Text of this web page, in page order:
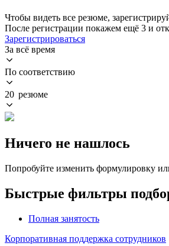
Чтобы видеть все резюме,
После регистрации покажем ещё 3 и
Зарегистрироваться
За всё время
По соответствию
20 резюме
Ничего не нашлось
Попробуйте изменить формулировку
Быстрые фильтры
Полная занятость
Корпоративная поддержка сотрудников